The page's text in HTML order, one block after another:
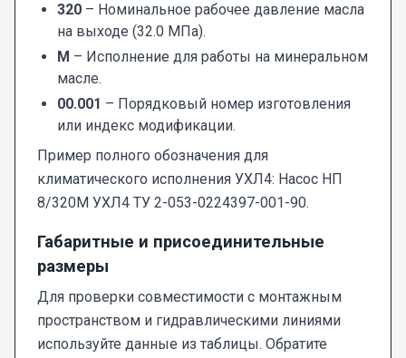
320 – Номинальное рабочее давление масла
на выходе (32.0 МПа).
М – Исполнение для работы на минеральном
масле.
00.001 – Порядковый номер изготовления
или индекс модификации.
Пример полного обозначения для
климатического исполнения УХЛ4: Насос НП
8/320М УХЛ4 ТУ 2-053-0224397-001-90.
Габаритные и присоединительные
размеры
Для проверки совместимости с монтажным
пространством и гидравлическими линиями
используйте данные из таблицы. Обратите